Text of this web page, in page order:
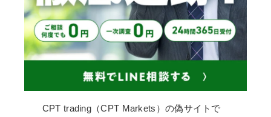
CPT trading（CPT Markets）の偽サイトで